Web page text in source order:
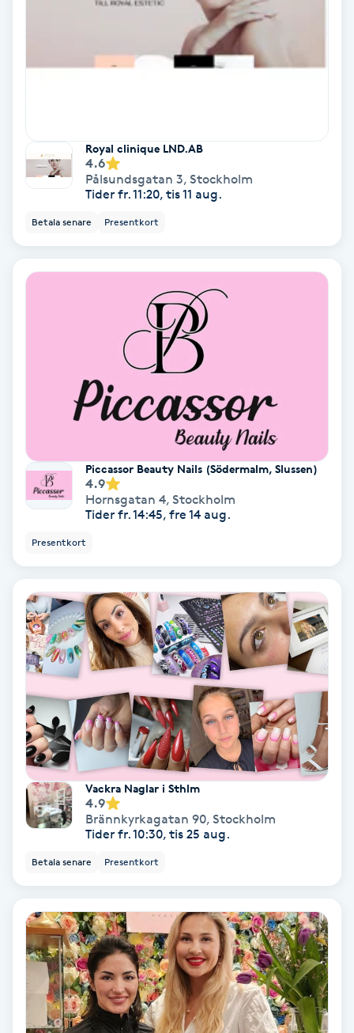
Regndroppsmassage
Reiki massage
Restorative Yoga
Rosacea
Rosenmetoden
Samtalsterapi
Shiatsu
Singelfransar
Skalpmassage
Skinbooster
Sklerosering
Skoinlägg
Skägg
Skäggfärgning
Skäggklippning
Skäggtrimmning
Skönhet
Slingor
Royal clinique LND.AB
4.6
Pålsundsgatan 3, Stockholm
Tider fr. 11:20, tis 11 aug.
Betala senare Presentkort
Piccassor Beauty Nails (Södermalm, Slussen)
4.9
Hornsgatan 4, Stockholm
Tider fr. 14:45, fre 14 aug.
Presentkort
Vackra Naglar i Sthlm
4.9
Brännkyrkagatan 90, Stockholm
Tider fr. 10:30, tis 25 aug.
Betala senare Presentkort